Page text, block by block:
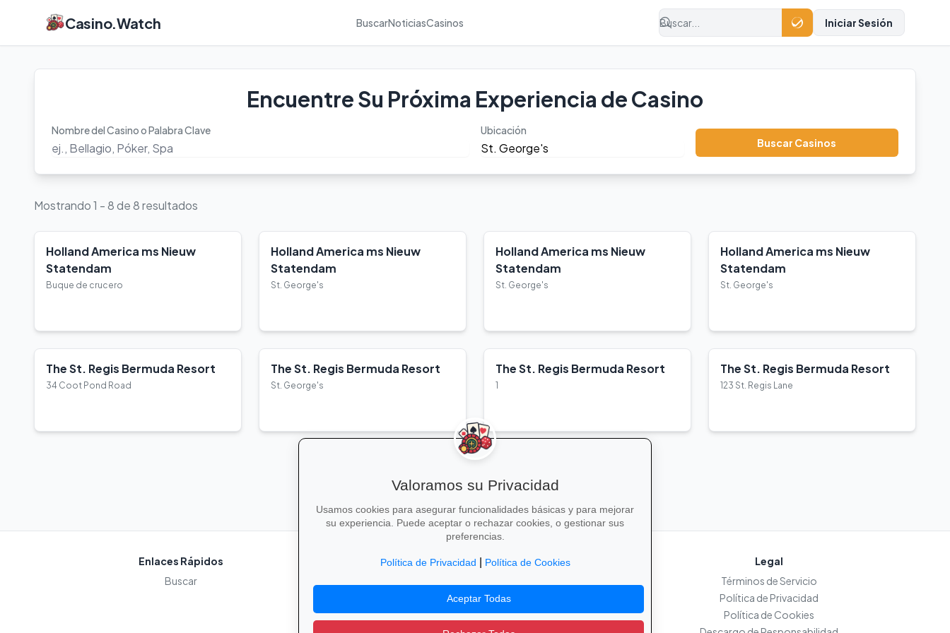
Casino.Watch BuscarNoticiasCasinos Iniciar Sesión
Encuentre Su Próxima Experiencia de Casino
Nombre del Casino o Palabra Clave
Ubicación
Buscar Casinos
Mostrando 1 - 8 de 8 resultados
Holland America ms Nieuw
Statendam
Buque de crucero
Holland America ms Nieuw
Statendam
St. George's
Holland America ms Nieuw
Statendam
St. George's
Holland America ms Nieuw
Statendam
St. George's
The St. Regis Bermuda Resort
34 Coot Pond Road
The St. Regis Bermuda Resort
St. George's
The St. Regis Bermuda Resort
1
The St. Regis Bermuda Resort
123 St. Regis Lane
Enlaces Rápidos
Buscar
Explorar Más
Todos los idiomas
Legal
Términos de Servicio
Política de Privacidad
Política de Cookies
Valoramos su Privacidad
Usamos cookies para asegurar funcionalidades básicas y para mejorar
su experiencia. Puede aceptar o rechazar cookies, o gestionar sus
preferencias.
Política de Privacidad Política de Cookies
Aceptar Todas